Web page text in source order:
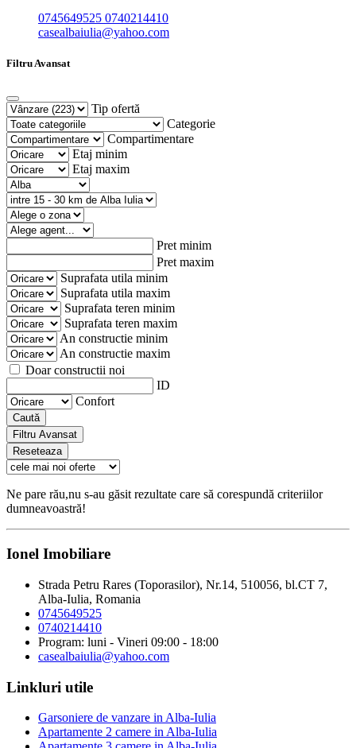
0745649525 0740214410
casealbaiulia@yahoo.com
Filtru Avansat
Tip ofertă
Categorie
Compartimentare
Etaj minim
Etaj maxim
Pret minim
Pret maxim
Suprafata utila minim
Suprafata utila maxim
Suprafata teren minim
Suprafata teren maxim
An constructie minim
An constructie maxim
Doar constructii noi
ID
Confort
Caută
Filtru Avansat
Reseteaza
Ne pare rău,nu s-au găsit rezultate care să corespundă criteriilor
dumneavoastră!
Ionel Imobiliare
Strada Petru Rares (Toporasilor), Nr.14, 510056, bl.CT 7,
Alba-Iulia, Romania
0745649525
0740214410
Program: luni - Vineri 09:00 - 18:00
casealbaiulia@yahoo.com
Linkluri utile
Garsoniere de vanzare in Alba-Iulia
Apartamente 2 camere in Alba-Iulia